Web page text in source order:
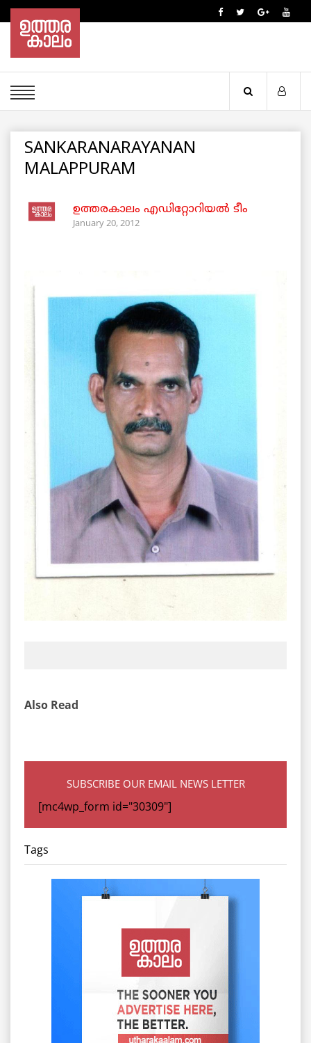
SANKARANARAYANAN
MALAPPURAM
ഉത്തരകാലം എഡിറ്റോറിയല്‍ ടീം
January 20, 2012
Also Read
SUBSCRIBE OUR EMAIL NEWS LETTER
[mc4wp_form id="30309"]
Tags